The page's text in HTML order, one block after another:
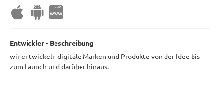
Entwickler - Beschreibung
wir entwickeln digitale Marken und Produkte von der Idee bis
zum Launch und darüber hinaus.